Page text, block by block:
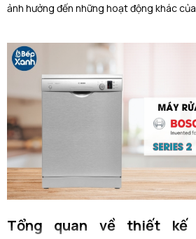
ảnh hưởng đến những hoạt động khác
Tổng quan về thiết kế